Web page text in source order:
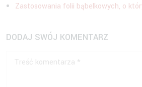
Zastosowania folii bąbelkowych, o
DODAJ SWÓJ KOMENTARZ